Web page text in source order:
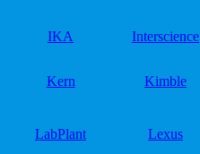
IKA Interscience
Kern Kimble
LabPlant Lexus